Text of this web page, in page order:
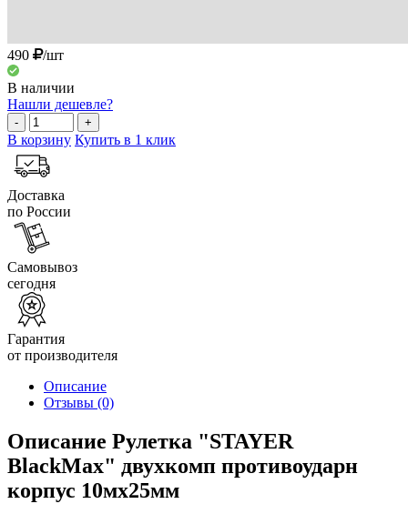
490 /шт
В наличии
Нашли дешевле?
- +
В корзину Купить в 1 клик
Доставка
по России
Самовывоз
сегодня
Гарантия
от производителя
Описание
Отзывы (0)
Описание Рулетка "STAYER
BlackMax" двухкомп противоударн
корпус 10мх25мм